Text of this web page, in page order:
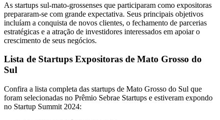
As startups sul-mato-grossenses que participaram como expositoras
prepararam-se com grande expectativa. Seus principais objetivos
incluíam a conquista de novos clientes, o fechamento de parcerias
estratégicas e a atração de investidores interessados em apoiar o
crescimento de seus negócios.
Lista de Startups Expositoras de Mato Grosso do
Sul
Confira a lista completa das startups de Mato Grosso do Sul que
foram selecionadas no Prêmio Sebrae Startups e estiveram expondo
no Startup Summit 2024: